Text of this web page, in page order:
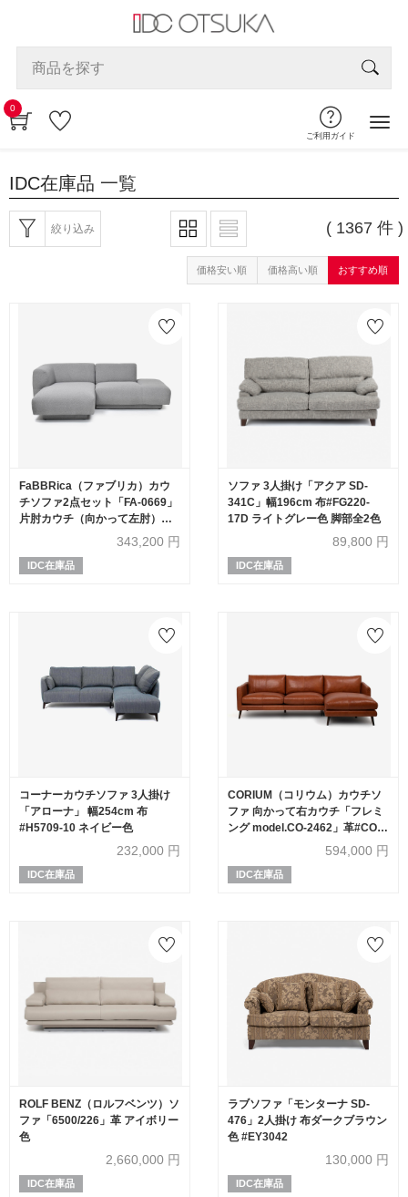
0
ご利用ガイド
IDC在庫品 一覧
絞り込み ( 1367 件 )
価格安い順 価格高い順 おすすめ順
FaBBRica（ファブリカ）カウ
チソファ2点セット「FA-0669」
片肘カウチ（向かって左肘）＋
片肘カウチ背無し（向かって右
肘）布#FA-2 FAB-VIS-451 アッ
シュ色
343,200 円
IDC在庫品
ソファ 3人掛け「アクア SD-
341C」幅196cm 布#FG220-
17D ライトグレー色 脚部全2色
89,800 円
IDC在庫品
コーナーカウチソファ 3人掛け
「アローナ」 幅254cm 布
#H5709-10 ネイビー色
232,000 円
IDC在庫品
CORIUM（コリウム）カウチソ
ファ 向かって右カウチ「フレミ
ング model.CO-2462」革#CO-
594,000 円
IDC在庫品
ROLF BENZ（ロルフベンツ）ソ
ファ「6500/226」革 アイボリー
色
2,660,000 円
IDC在庫品
ラブソファ「モンターナ SD-
476」2人掛け 布ダークブラウン
色 #EY3042
130,000 円
IDC在庫品